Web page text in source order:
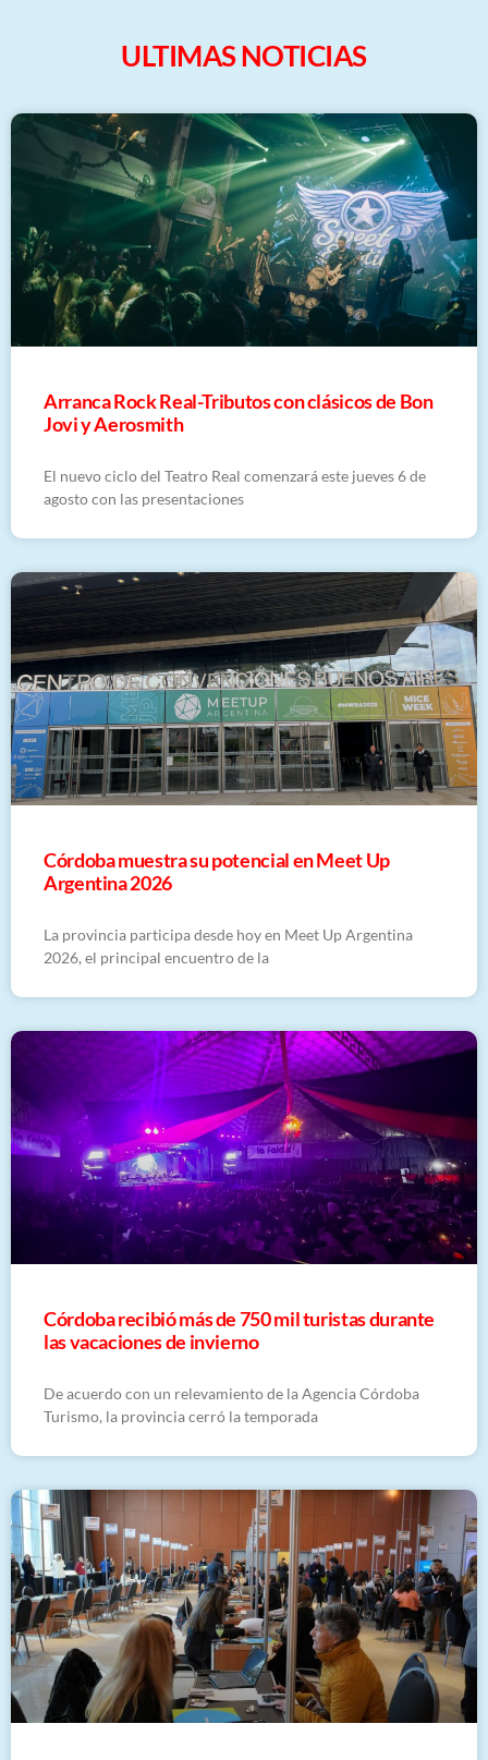
ULTIMAS NOTICIAS
Arranca Rock Real-Tributos con clásicos de Bon
Jovi y Aerosmith
El nuevo ciclo del Teatro Real comenzará este jueves 6 de
agosto con las presentaciones
Córdoba muestra su potencial en Meet Up
Argentina 2026
La provincia participa desde hoy en Meet Up Argentina
2026, el principal encuentro de la
Córdoba recibió más de 750 mil turistas durante
las vacaciones de invierno
De acuerdo con un relevamiento de la Agencia Córdoba
Turismo, la provincia cerró la temporada